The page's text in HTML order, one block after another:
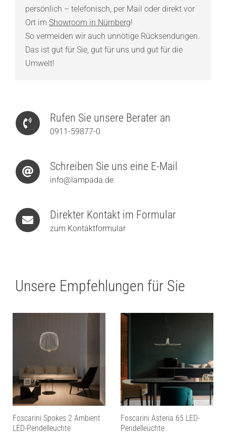
persönlich – telefonisch, per Mail oder direkt vor
Ort im Showroom in Nürnberg!
So vermeiden wir auch unnötige Rücksendungen.
Das ist gut für Sie, gut für uns und gut für die
Umwelt!
Rufen Sie unsere Berater an
0911-59877-0
Schreiben Sie uns eine E-Mail
info@lampada.de
Direkter Kontakt im Formular
zum Kontaktformular
Unsere Empfehlungen für Sie
Foscarini Spokes 2 Ambient
LED-Pendelleuchte
Foscarini Asteria 65 LED-
Pendelleuchte